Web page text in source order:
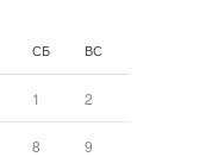
СБ ВС
1 2
8 9